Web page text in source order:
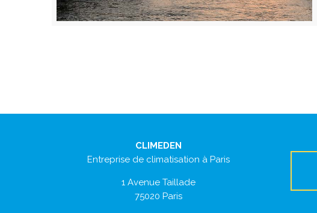
CLIMEDEN
Entreprise de climatisation à Paris
1 Avenue Taillade
75020 Paris